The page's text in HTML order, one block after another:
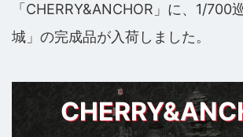
「CHERRY&ANCHOR」に、1/700
城」の完成品が入荷しました。